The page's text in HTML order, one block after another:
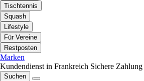
Tischtennis
Squash
Lifestyle
Für Vereine
Restposten
Marken
Kundendienst in Frankreich Sichere Zahlung
Suchen